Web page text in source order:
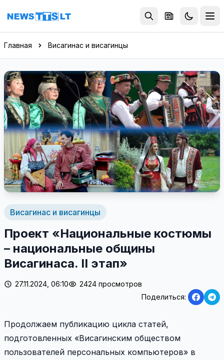
Перейти к содержимому
Главная Висагинас и висагинцы
Висагинас и висагинцы
Проект «Национальные костюмы
– национальные общины
Висагинаса. II этап»
27.11.2024, 06:10
2424 просмотров
Поделиться:
Продолжаем публикацию цикла cтатей,
подготовленных «Висагинским обществом
пользователей персональных компьютеров» в